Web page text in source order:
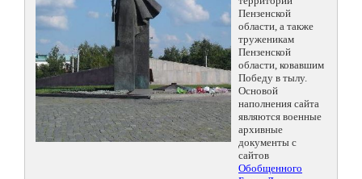
Пензенской
области, а также
труженикам
Пензенской
области, ковавшим
Победу в тылу.
Основой
наполнения сайта
являются военные
архивные
документы с
сайтов
Обобщенного